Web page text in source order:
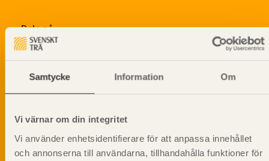
Samtycke Information Om
Vi värnar om din integritet
Vi använder enhetsidentifierare för att anpassa innehållet
och annonserna till användarna, tillhandahålla funktioner för
Dela på